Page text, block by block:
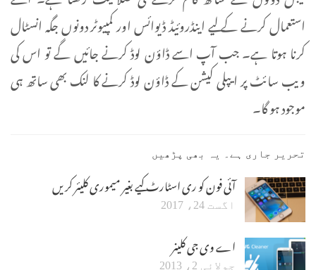
استعمال کرنے کے لیے اینڈروئیڈ ڈیوائس اور کمپیوٹر دونوں جگہ انسٹال
کرنا ہوتا ہے۔ جب آپ اسے ڈاؤن لوڈ کرنے جائیں گے تو اس کی
ویب سائٹ پر ایپلی کیشن کے ڈاؤن لوڈ کرنے کا لنک بھی ساتھ ہی
موجود ہو گا۔
تحریر جاری ہے۔ یہ بھی پڑھیں
آئی فون کو ری اسٹارٹ کیے بغیر میموری کلیئر کریں
اگست 24، 2017
اے وی جی کلینر
جولائی 2، 2013